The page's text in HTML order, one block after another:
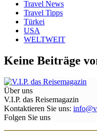
Travel News
Travel Tipps
Türkei
USA
WELTWEIT
Keine Beiträge
Über uns
V.I.P. das Reisemagazin
Kontaktieren Sie uns:
Folgen Sie uns